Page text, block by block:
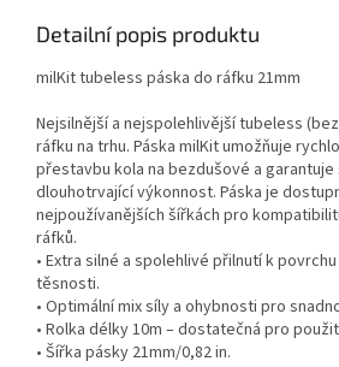
Detailní popis produktu
milKit tubeless páska do ráfku 21mm
Nejsilnější a nejspolehlivější tubeless
ráfku na trhu. Páska milKit umožňuje
přestavbu kola na bezdušové a garantuje
dlouhotrvající výkonnost. Páska je
nejpoužívanějších šířkách pro
ráfků.
• Extra silné a spolehlivé přilnutí k
těsnosti.
• Optimální mix síly a ohybnosti pro
• Rolka délky 10m – dostatečná pro
• Šířka pásky 21mm/0,82 in.